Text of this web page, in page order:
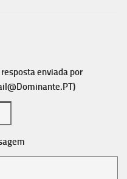
enviada por
)